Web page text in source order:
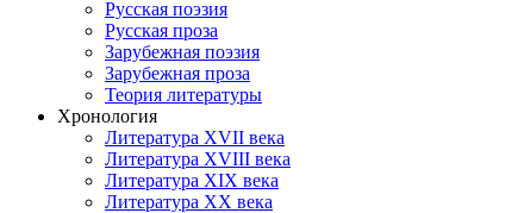
Русская поэзия
Русская проза
Зарубежная поэзия
Зарубежная проза
Теория литературы
Хронология
Литература XVII века
Литература XVIII века
Литература XIX века
Литература XX века